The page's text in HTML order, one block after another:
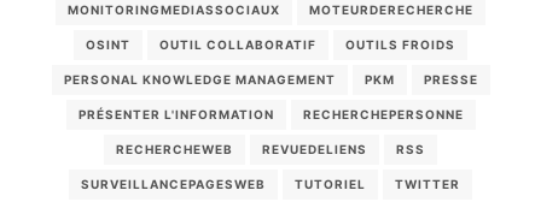
MONITORINGMEDIASSOCIAUX MOTEURDERECHERCHE
OSINT OUTIL COLLABORATIF OUTILS FROIDS
PERSONAL KNOWLEDGE MANAGEMENT PKM PRESSE
PRÉSENTER L'INFORMATION RECHERCHEPERSONNE
RECHERCHEWEB REVUEDELIENS RSS
SURVEILLANCEPAGESWEB TUTORIEL TWITTER